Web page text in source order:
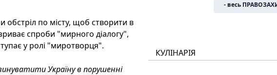
обстріл по місту, щоб створити в
спроби "мирного діалогу",
у ролі "миротворця".
Україну в порушенні
- весь
КУЛІНАРІЯ